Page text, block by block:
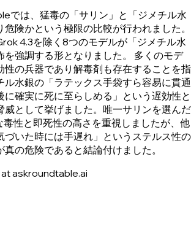
では、猛毒の「サリン」と「ジメチル水
険かという極限の比較が行われました。
4.3を除く8つのモデルが「ジメチル水
を強調する形となりました。 多くのモデ
性の兵器であり解毒剤も存在することを指
ル水銀の「ラテックス手袋すら容易に貫通
に確実に死に至らしめる」という遅効性と
威として挙げました。唯一サリンを選んだ
性と即死性の高さを重視しましたが、他
づいた時には手遅れ」というステルス性の
の危険であると結論付けました。
askroundtable.ai